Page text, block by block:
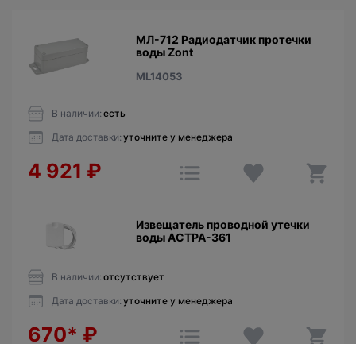
МЛ-712 Радиодатчик протечки
воды Zont
ML14053
В наличии: есть
Дата доставки: уточните у менеджера
4 921 ₽
Извещатель проводной утечки
воды АСТРА-361
В наличии: отсутствует
Дата доставки: уточните у менеджера
670* ₽